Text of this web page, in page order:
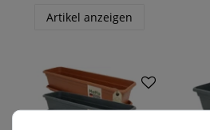
Artikel anzeigen